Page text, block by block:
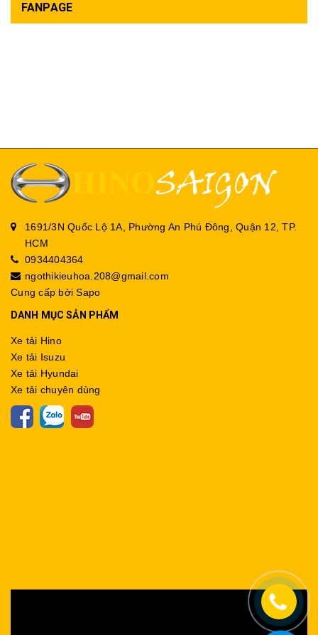
FANPAGE
1691/3N Quốc Lộ 1A, Phường An Phú Đông, Quận 12, TP.
HCM
0934404364
ngothikieuhoa.208@gmail.com
Cung cấp bởiSapo
DANH MỤC SẢN PHẨM
Xe tải Hino
Xe tải Isuzu
Xe tải Hyundai
Xe tải chuyên dùng